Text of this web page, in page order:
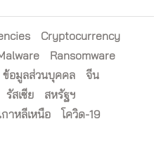
Cryptocurrency
Ransomware
ข้อมูลส่วนบุคคล
จีน
รัสเซีย
สหรัฐฯ
กาหลีเหนือ โควิด-19